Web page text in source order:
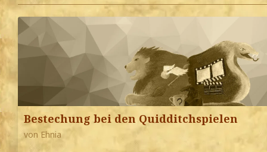
Bestechung bei den Quidditchspielen
von Ehnia